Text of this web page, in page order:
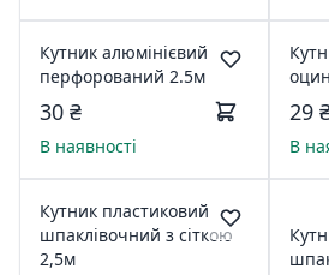
Кутник алюмінієвий
перфорований 2.5м
30 ₴
В наявності
29
В
Кутник пластиковий
шпаклівочний з сіткою
2,5м